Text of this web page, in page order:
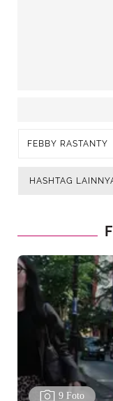
FEBBY RASTANTY
HASHTAG
9 Foto